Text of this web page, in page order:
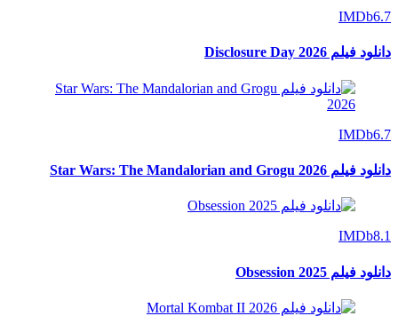
IMDb6.7
دانلود فیلم Disclosure Day 2026
IMDb6.7
دانلود فیلم Star Wars: The Mandalorian and Grogu 2026
IMDb8.1
دانلود فیلم Obsession 2025